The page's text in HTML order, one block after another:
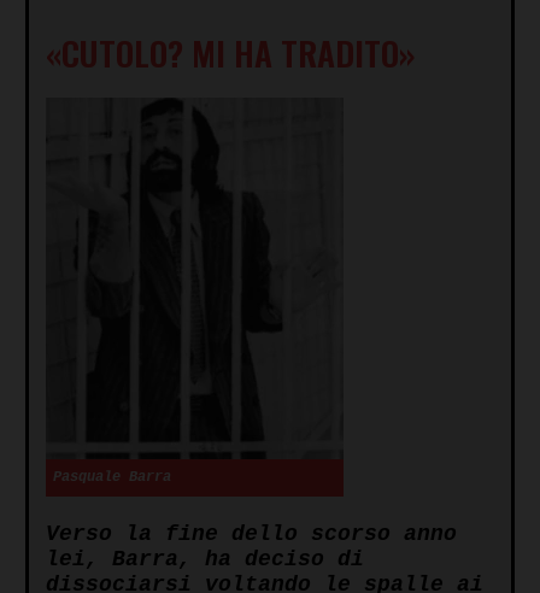
«CUTOLO? MI HA TRADITO»
Pasquale Barra
Verso la fine dello scorso anno
lei, Barra, ha deciso di
dissociarsi voltando le spalle ai